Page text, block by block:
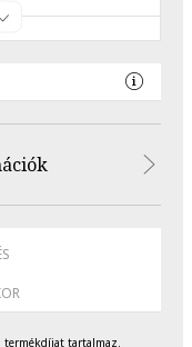
termékdíjat tartalmaz.